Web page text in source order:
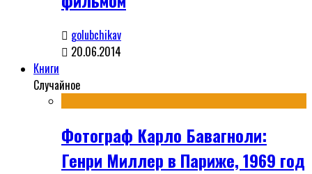
golubchikav
20.06.2014
Книги
Случайное
Фотограф Карло Бавагноли:
Генри Миллер в Париже, 1969 год